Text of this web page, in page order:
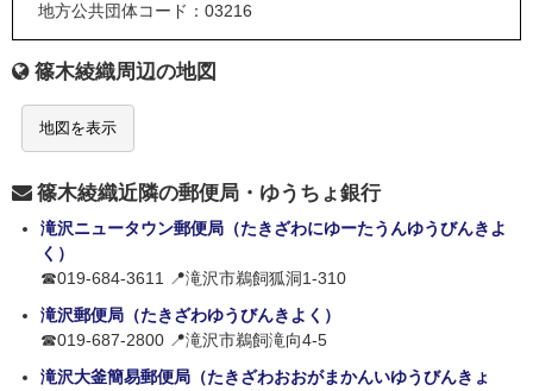
地方公共団体コード：03216
篠木綾織周辺の地図
地図を表示
篠木綾織近隣の郵便局・ゆうちょ銀行
滝沢ニュータウン郵便局（たきざわにゆーたうんゆうびんきよ
く）
☎019-684-3611 📍滝沢市鵜飼狐洞1-310
滝沢郵便局（たきざわゆうびんきよく）
☎019-687-2800 📍滝沢市鵜飼滝向4-5
滝沢大釜簡易郵便局（たきざわおおがまかんいゆうびんきょ